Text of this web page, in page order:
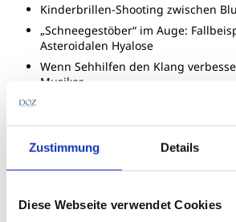
Zustimmung Details
Diese Webseite verwendet Cookies
Kinderbrillen-Shooting zwischen
„Schneegestöber“ im Auge:
Asteroidalen Hyalose
Wenn Sehhilfen den Klang
Musiker
Der hörakustische Praxisfall auf
Leseprobe lesen